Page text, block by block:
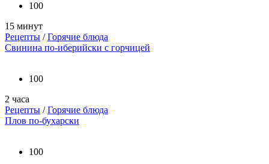
100
15 минут
Рецепты /Горячие блюда
Свинина по-иберийски с горчицей
100
2 часа
Рецепты /Горячие блюда
Плов по-бухарски
100